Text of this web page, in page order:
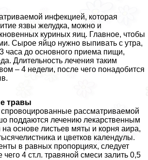
инфекцией, которая
язвы желудка, можно и
куриных яиц. Главное, чтобы
Сырое яйцо нужно выпивать с утра,
часа до основного приема пищи,
Длительность лечения таким
– 4 недели, после чего понадобится
травы
спровоцированные рассматриваемой
поддаются лечению лекарственным
основе листьев мяты и корня аира,
и цветков календулы.
в равных пропорциях, следует
4 ст.л. травяной смеси залить 0,5